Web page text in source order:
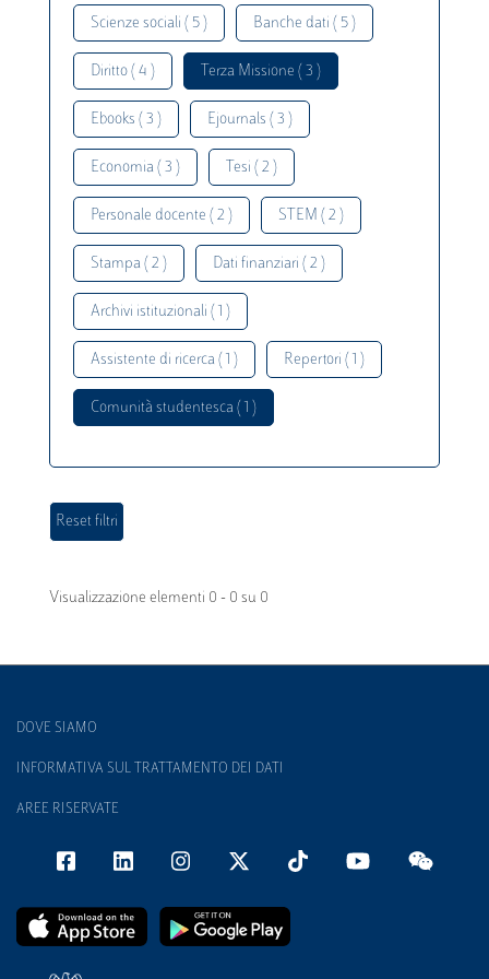
Scienze sociali ( 5 ) Banche dati ( 5 )
Diritto ( 4 ) Terza Missione ( 3 )
Ebooks ( 3 ) Ejournals ( 3 )
Economia ( 3 ) Tesi ( 2 )
Personale docente ( 2 ) STEM ( 2 )
Stampa ( 2 ) Dati finanziari ( 2 )
Archivi istituzionali ( 1 )
Assistente di ricerca ( 1 ) Repertori ( 1 )
Comunità studentesca ( 1 )
Visualizzazione elementi 0 - 0 su 0
DOVE SIAMO
INFORMATIVA SUL TRATTAMENTO DEI DATI
AREE RISERVATE